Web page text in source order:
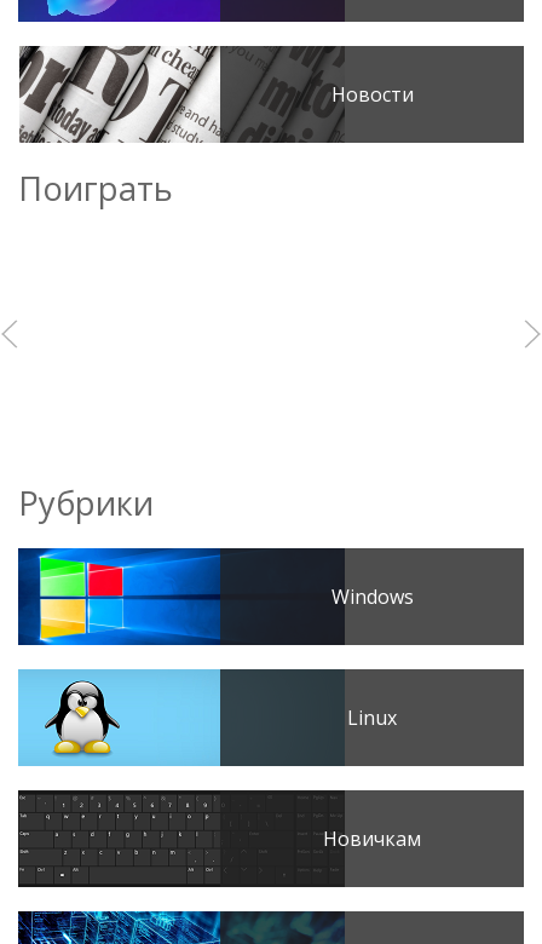
Новости
Поиграть
Рубрики
Windows
Linux
Новичкам